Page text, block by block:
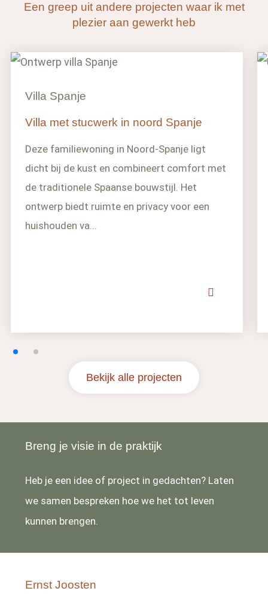
Een greep uit andere projecten waar ik met
plezier aan gewerkt heb
Villa Spanje
Villa met stucwerk in noord Spanje
Deze familiewoning in Noord-Spanje ligt
dicht bij de kust en combineert comfort met
de traditionele Spaanse bouwstijl. Het
ontwerp biedt ruimte en privacy voor een
huishouden va...
Bekijk alle projecten
Breng je visie in de praktijk
Heb je een idee of project in gedachten? Laten
we samen bespreken hoe we het tot leven
kunnen brengen.
Ernst Joosten